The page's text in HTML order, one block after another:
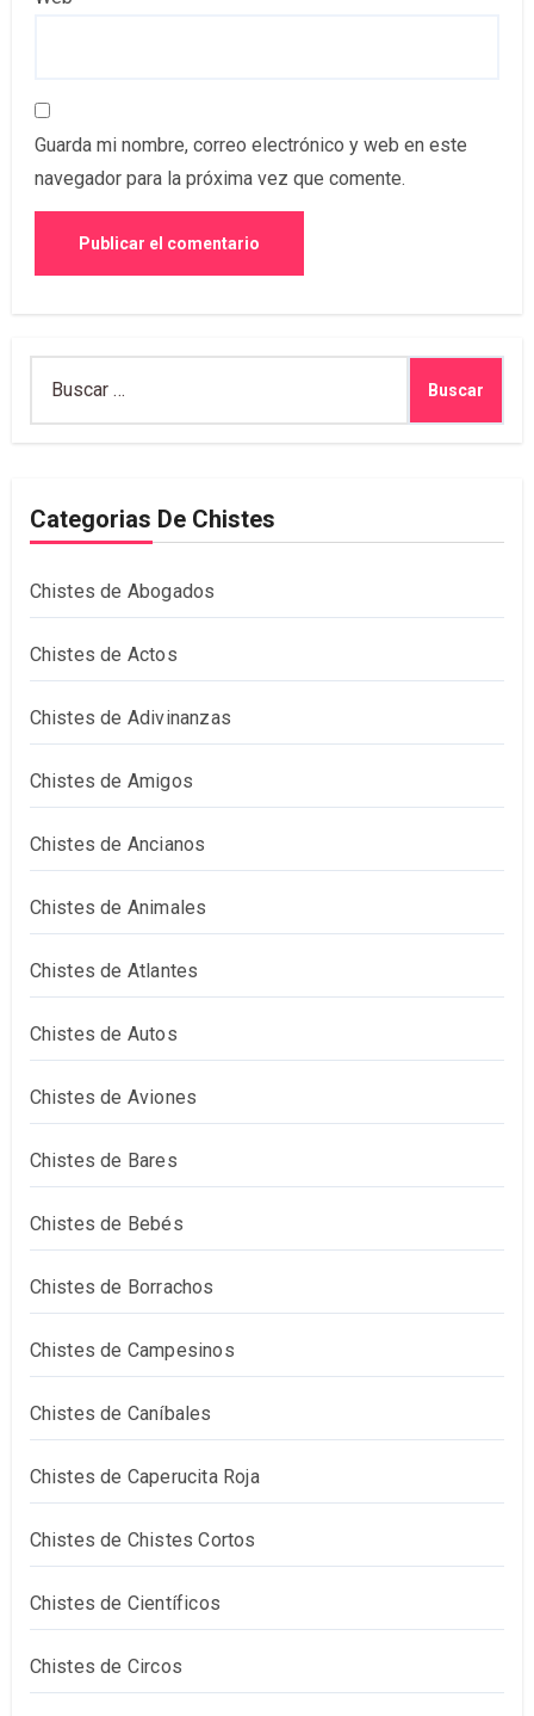
Guarda mi nombre, correo electrónico y web en este
navegador para la próxima vez que comente.
Categorias De Chistes
Chistes de Abogados
Chistes de Actos
Chistes de Adivinanzas
Chistes de Amigos
Chistes de Ancianos
Chistes de Animales
Chistes de Atlantes
Chistes de Autos
Chistes de Aviones
Chistes de Bares
Chistes de Bebés
Chistes de Borrachos
Chistes de Campesinos
Chistes de Caníbales
Chistes de Caperucita Roja
Chistes de Chistes Cortos
Chistes de Científicos
Chistes de Circos